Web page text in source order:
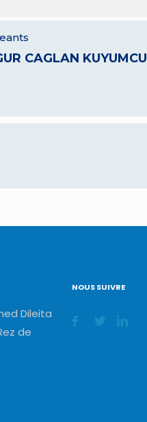
CAGLAN KUYUMCU
Dileita
de
NOUS SUIVRE